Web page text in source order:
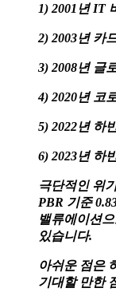
1) 2001년 IT
2) 2003년 카
3) 2008년 글
4) 2020년 코
5) 2022년 하
6) 2023년 하
극단적인 위
PBR 기준
밸류에이션
있습니다.
아쉬운 점은
기대할 만한